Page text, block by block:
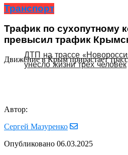
ДТП на трассе
унесло жизни трех человек
Транспорт
Трафик по сухопутному
превысил трафик
Движение в Крым прирастает
Автор:
Сергей Мазуренко
Опубликовано 06.03.2025